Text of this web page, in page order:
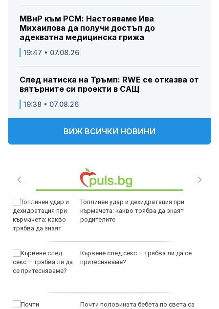
МВнР към РСМ: Настояваме Ива
Михаилова да получи достъп до
адекватна медицинска грижа
19:47 • 07.08.26
След натиска на Тръмп: RWE се отказва от
вятърните си проекти в САЩ
19:38 • 07.08.26
ВИЖ ВСИЧКИ НОВИНИ
Топлинен удар и дехидратация при
кърмачета: какво трябва да знаят
родителите
Кървене след секс – трябва ли да се
притесняваме?
Почти половината бебета по света са